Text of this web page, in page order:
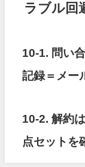
ラブル回
10-1. 問い
記録＝メー
10-2. 解約
点セットを